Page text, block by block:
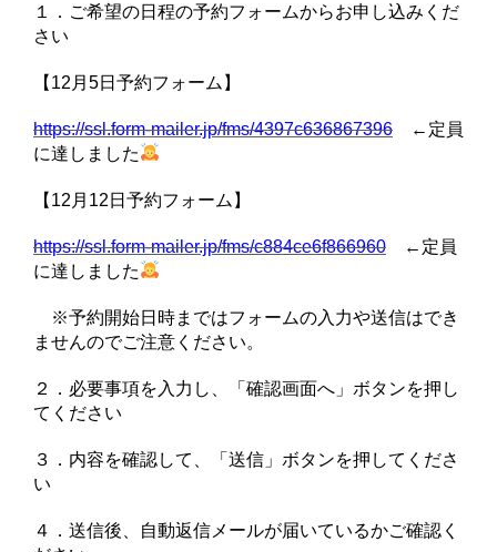
１．ご希望の日程の予約フォームからお申し込みくだ
さい
【12月5日予約フォーム】
https://ssl.form-mailer.jp/fms/4397c636867396
←定員
に達しました
【12月12日予約フォーム】
https://ssl.form-mailer.jp/fms/c884ce6f866960
←定員
に達しました
※予約開始日時まではフォームの入力や送信はでき
ませんのでご注意ください。
２．必要事項を入力し、「確認画面へ」ボタンを押し
てください
３．内容を確認して、「送信」ボタンを押してくださ
い
４．送信後、自動返信メールが届いているかご確認く